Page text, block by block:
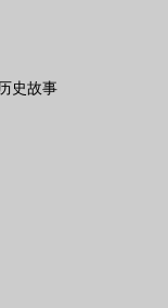
史故事